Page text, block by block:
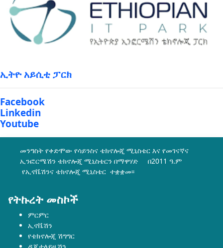
ኢትዮ አይሲቲ ፓርክ
Facebook
Linkedin
Youtube
መንግስት የቀድሞው የሳይንስና ቴክኖሎጂ ሚኒስቴር እና የመገናኛና
ኢንፎርሜሽን ቴክኖሎጂ ሚኒስቴርን በማዋሃድ በ2011 ዓ.ም
የኢኖቬሽንና ቴክኖሎጂ ሚኒስቴር ተቋቋመ፡፡
የትኩረት መስኮች
ምርምር
ኢኖቬሽን
የቴክኖሎጂ ሽግግር